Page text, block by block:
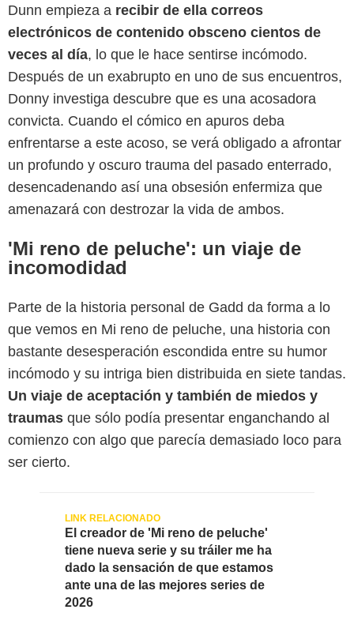
Dunn empieza a recibir de ella correos
electrónicos de contenido obsceno cientos de
veces al día, lo que le hace sentirse incómodo.
Después de un exabrupto en uno de sus encuentros,
Donny investiga descubre que es una acosadora
convicta. Cuando el cómico en apuros deba
enfrentarse a este acoso, se verá obligado a afrontar
un profundo y oscuro trauma del pasado enterrado,
desencadenando así una obsesión enfermiza que
amenazará con destrozar la vida de ambos.
'Mi reno de peluche': un viaje de
incomodidad
Parte de la historia personal de Gadd da forma a lo
que vemos en Mi reno de peluche, una historia con
bastante desesperación escondida entre su humor
incómodo y su intriga bien distribuida en siete tandas.
Un viaje de aceptación y también de miedos y
traumas que sólo podía presentar enganchando al
comienzo con algo que parecía demasiado loco para
ser cierto.
El creador de 'Mi reno de peluche'
tiene nueva serie y su tráiler me ha
dado la sensación de que estamos
ante una de las mejores series de
2026